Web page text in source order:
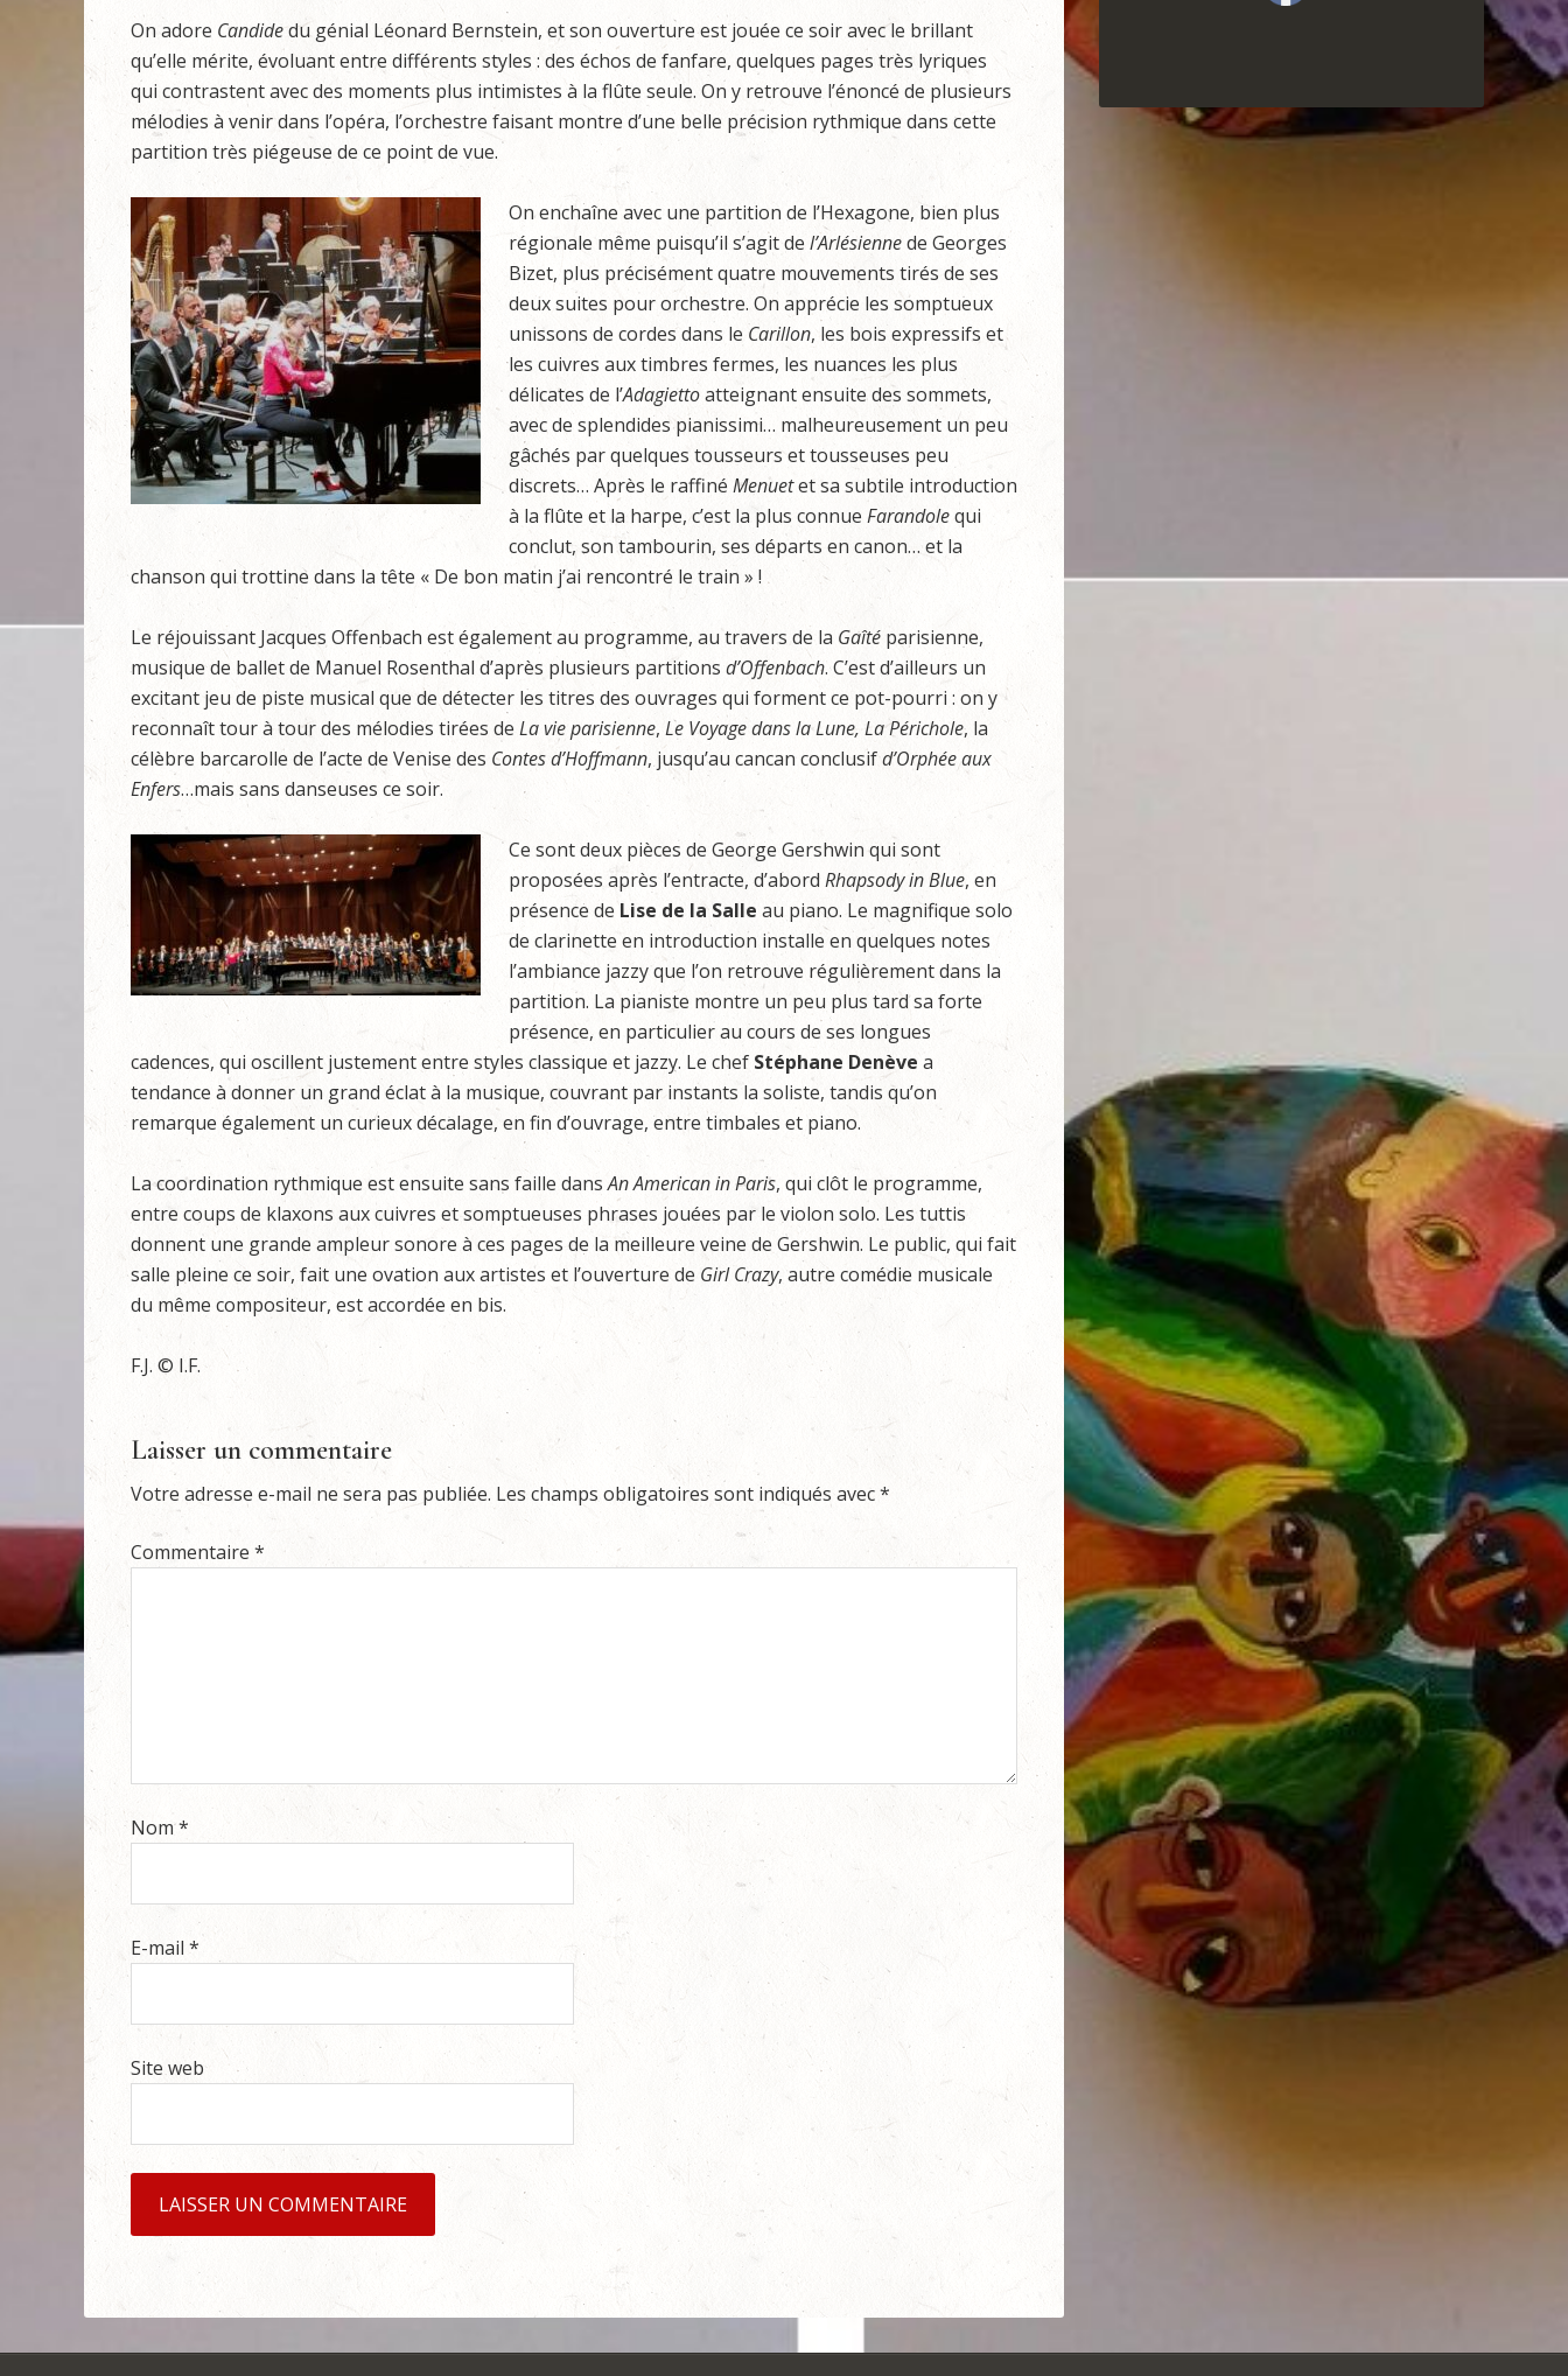
On adore Candidedu génial Léonard Bernstein, et son ouverture est jouée ce soir avec le brillant
qu’elle mérite, évoluant entre différents styles : des échos de fanfare, quelques pages très lyriques
qui contrastent avec des moments plus intimistes à la flûte seule. On y retrouve l’énoncé de plusieurs
mélodies à venir dans l’opéra, l’orchestre faisant montre d’une belle précision rythmique dans cette
partition très piégeuse de ce point de vue.
On enchaîne avec une partition de l’Hexagone, bien plus
régionale même puisqu’il s’agit de l’Arlésiennede Georges
Bizet, plus précisément quatre mouvements tirés de ses
deux suites pour orchestre. On apprécie les somptueux
unissons de cordes dans le Carillon, les bois expressifs et
les cuivres aux timbres fermes, les nuances les plus
délicates de l’Adagiettoatteignant ensuite des sommets,
avec de splendides pianissimi… malheureusement un peu
gâchés par quelques tousseurs et tousseuses peu
discrets… Après le raffiné Menuetet sa subtile introduction
à la flûte et la harpe, c’est la plus connue Farandolequi
conclut, son tambourin, ses départs en canon… et la
chanson qui trottine dans la tête « De bon matin j’ai rencontré le train » !
Le réjouissant Jacques Offenbach est également au programme, au travers de la Gaîté parisienne,
musique de ballet de Manuel Rosenthal d’après plusieurs partitions d’Offenbach. C’est d’ailleurs un
excitant jeu de piste musical que de détecter les titres des ouvrages qui forment ce pot-pourri : on y
reconnaît tour à tour des mélodies tirées deLa vie parisienne, Le Voyage dans la Lune, La Périchole, la
célèbre barcarolle de l’acte de Venise des Contes d’Hoffmann, jusqu’au cancan conclusifd’Orphée aux
Enfers…mais sans danseuses ce soir.
Ce sont deux pièces de George Gershwin qui sont
proposées après l’entracte, d’abordRhapsody in Blue, en
présence de Lise de la Salle au piano. Le magnifique solo
de clarinette en introduction installe en quelques notes
l’ambiance jazzy que l’on retrouve régulièrement dans la
partition. La pianiste montre un peu plus tard sa forte
présence, en particulier au cours de ses longues
cadences, qui oscillent justement entre styles classique et jazzy. Le chef Stéphane Denève a
tendance à donner un grand éclat à la musique, couvrant par instants la soliste, tandis qu’on
remarque également un curieux décalage, en fin d’ouvrage, entre timbales et piano.
La coordination rythmique est ensuite sans faille dansAn American in Paris, qui clôt le programme,
entre coups de klaxons aux cuivres et somptueuses phrases jouées par le violon solo. Les tuttis
donnent une grande ampleur sonore à ces pages de la meilleure veine de Gershwin. Le public, qui fait
salle pleine ce soir, fait une ovation aux artistes et l’ouverture de Girl Crazy, autre comédie musicale
du même compositeur, est accordée en bis.
F.J. © I.F.
Laisser un commentaire
Votre adresse e-mail ne sera pas publiée. Les champs obligatoires sont indiqués avec*
Commentaire *
Nom*
E-mail *
Site web